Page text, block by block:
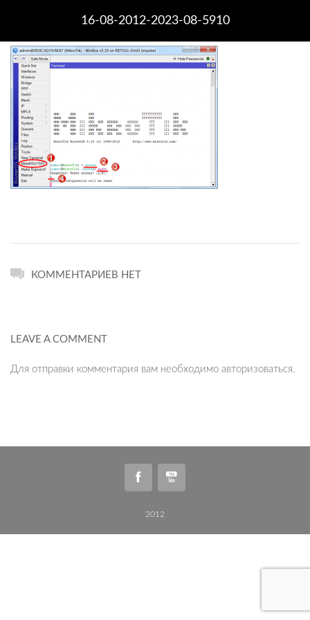
16-08-2012-2023-08-5910
КОММЕНТАРИЕВ НЕТ
LEAVE A COMMENT
Для отправки комментария вам необходимо авторизоваться.
2012